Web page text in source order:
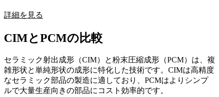
詳細を見る
CIMとPCMの比較
セラミック射出成形（CIM）と粉末圧縮成形（PCM）は、複
雑形状と単純形状の成形に特化した技術です。CIMは高精度
なセラミック部品の製造に適しており、PCMはよりシンプ
ルで大量生産向きの部品にコスト効率的です。